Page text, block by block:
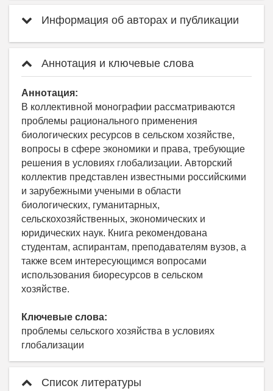
Информация об авторах и публикации
Аннотация и ключевые слова
Аннотация:
В коллективной монографии рассматриваются
проблемы рационального применения
биологических ресурсов в сельском хозяйстве,
вопросы в сфере экономики и права, требующие
решения в условиях глобализации. Авторский
коллектив представлен известными российскими
и зарубежными учеными в области
биологических, гуманитарных,
сельскохозяйственных, экономических и
юридических наук. Книга рекомендована
студентам, аспирантам, преподавателям вузов, а
также всем интересующимся вопросами
использования биоресурсов в сельском
хозяйстве.
Ключевые слова:
проблемы сельского хозяйства в условиях
глобализации
Список литературы